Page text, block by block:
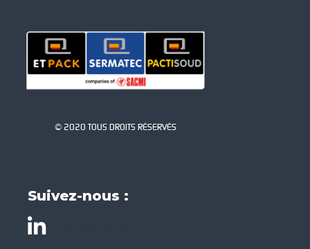
© 2020 TOUS DROITS RÉSERVÉS
Suivez-nous :